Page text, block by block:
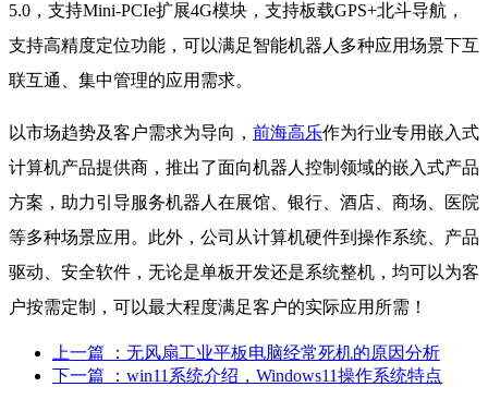
5.0，支持Mini-PCIe扩展4G模块，支持板载GPS+北斗导航，
支持高精度定位功能，可以满足智能机器人多种应用场景下互
联互通、集中管理的应用需求。
以市场趋势及客户需求为导向， 前海高乐作为行业专用嵌入式
计算机产品提供商，推出了面向机器人控制领域的嵌入式产品
方案，助力引导服务机器人在展馆、银行、酒店、商场、医院
等多种场景应用。此外，公司从计算机硬件到操作系统、产品
驱动、安全软件，无论是单板开发还是系统整机，均可以为客
户按需定制，可以最大程度满足客户的实际应用所需！
上一篇
：​无风扇工业平板电脑经常死机的原因分析
下一篇
：win11系统介绍，Windows11操作系统特点